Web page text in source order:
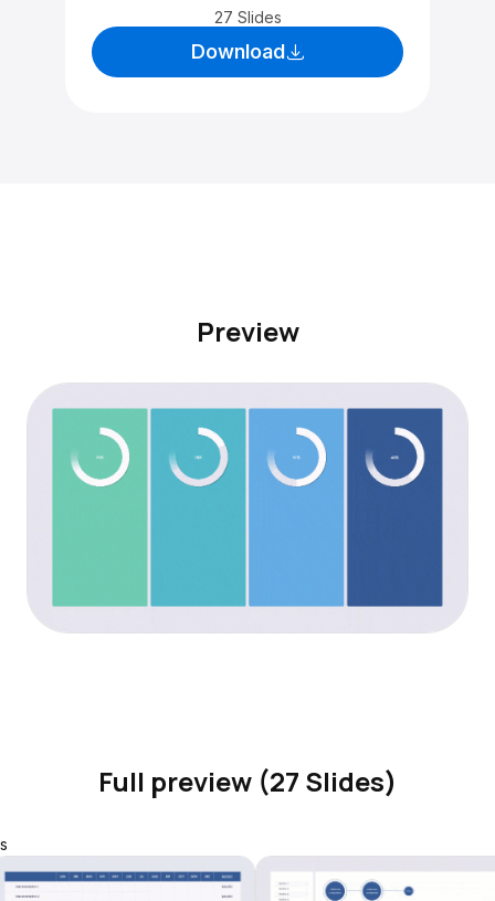
27 Slides
Download
Preview
Full preview (27 Slides)
s